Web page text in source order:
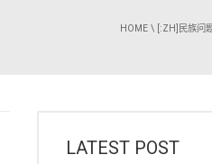
HOME \ [:ZH]民族问
LATEST POST